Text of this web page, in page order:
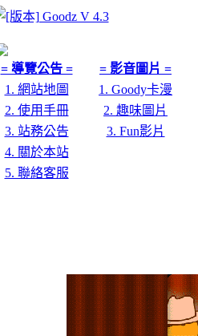
= 導覽公告 = = 影音圖片 =
1. 網站地圖
1. Goody卡漫
2. 使用手冊
2. 趣味圖片
3. 站務公告
3. Fun影片
4. 關於本站
5. 聯絡客服